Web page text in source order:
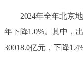
政务服务
个人服务
2024年全年北京地
年下降1.0%。其中，
30018.0亿元，下降